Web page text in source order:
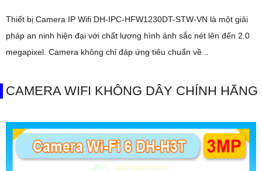
Thiết bị Camera IP Wifi DH-IPC-HFW1230DT-STW-VN là một giải
pháp an ninh hiện đại với chất lượng hình ảnh sắc nét lên đến 2.0
megapixel. Camera không chỉ đáp ứng tiêu chuẩn về...
CAMERA WIFI KHÔNG DÂY CHÍNH HÃNG